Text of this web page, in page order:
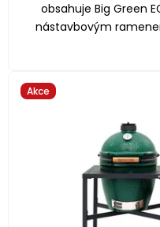
obsahuje Big Green
nástavbovým
Akce